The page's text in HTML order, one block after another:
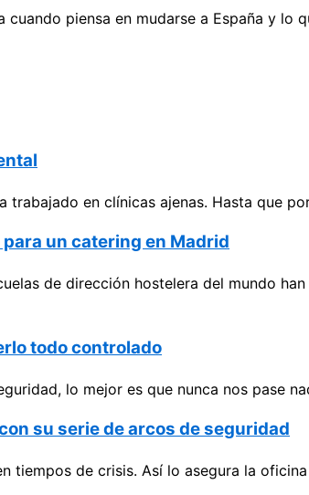
piensa en mudarse a España y
en clínicas ajenas. Hasta que
un catering en Madrid
de dirección hostelera del mundo
todo controlado
lo mejor es que nunca nos pase
su serie de arcos de seguridad
tiempos de crisis. Así lo asegura la